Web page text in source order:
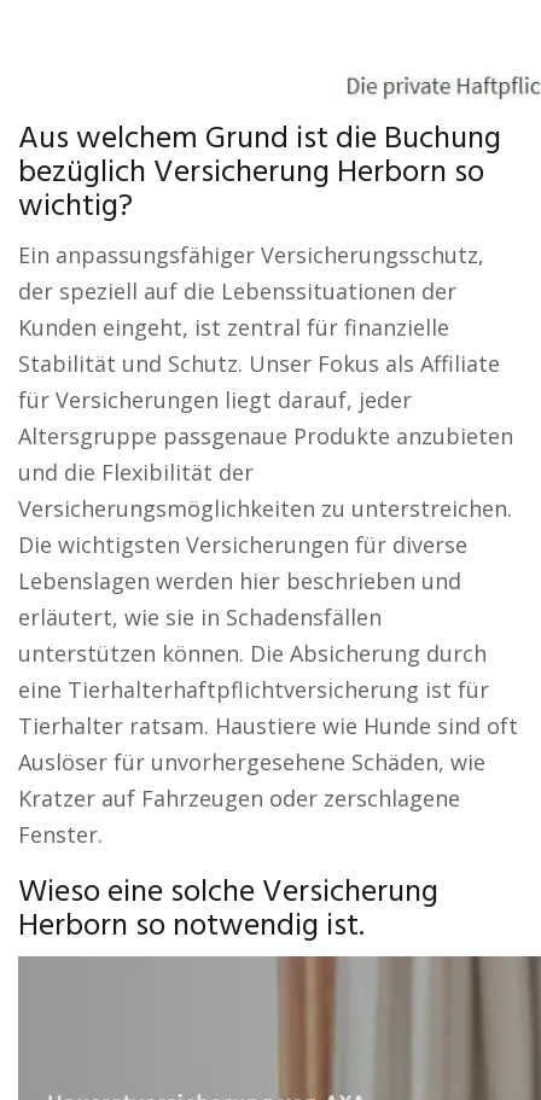
Aus welchem Grund ist die Buchung
bezüglich Versicherung Herborn so
wichtig?
Ein anpassungsfähiger Versicherungsschutz,
der speziell auf die Lebenssituationen der
Kunden eingeht, ist zentral für finanzielle
Stabilität und Schutz. Unser Fokus als Affiliate
für Versicherungen liegt darauf, jeder
Altersgruppe passgenaue Produkte anzubieten
und die Flexibilität der
Versicherungsmöglichkeiten zu unterstreichen.
Die wichtigsten Versicherungen für diverse
Lebenslagen werden hier beschrieben und
erläutert, wie sie in Schadensfällen
unterstützen können. Die Absicherung durch
eine Tierhalterhaftpflichtversicherung ist für
Tierhalter ratsam. Haustiere wie Hunde sind oft
Auslöser für unvorhergesehene Schäden, wie
Kratzer auf Fahrzeugen oder zerschlagene
Fenster.
Wieso eine solche Versicherung
Herborn so notwendig ist.